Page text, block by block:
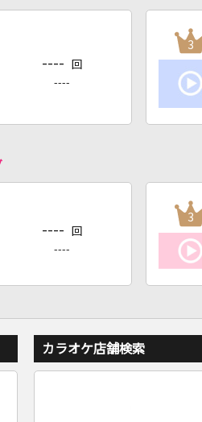
---- 回
----
3
---- 回
----
3
カラオケ店舗検索